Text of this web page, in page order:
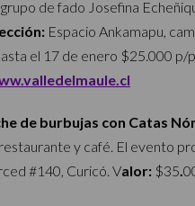
de fado Josefina
Espacio Ankamapu,
el 17 de enero $25.000
de burbujas con Catas
y café. El evento
#140, Curicó. Valor: $35.